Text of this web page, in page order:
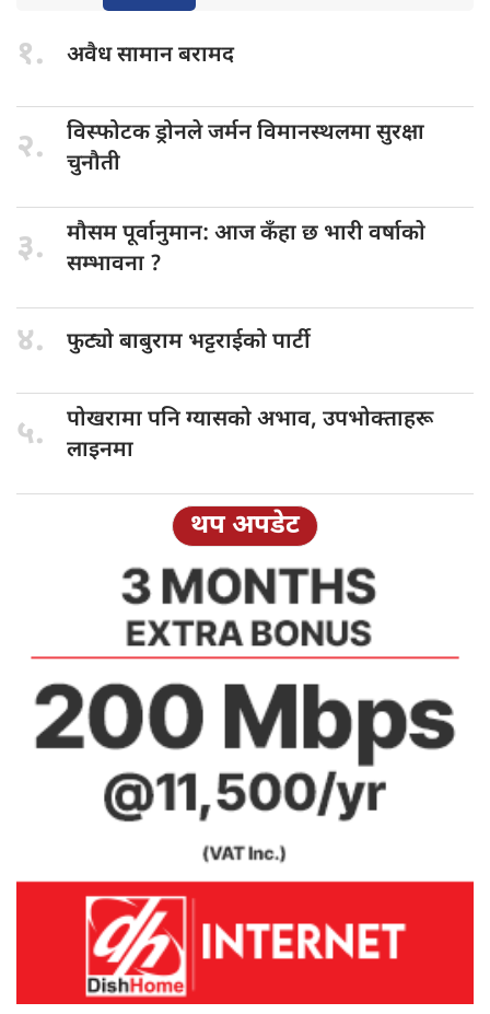
१. अवैध सामानबरामद
२. विस्फोटक ड्रोनलेजर्मन विमानस्थलमा सुरक्षा
चुनौती
३. मौसम पूर्वानुमान: आज कँहा छ भारी वर्षाकाे
सम्भावना ?
४. फुट्यो बाबुराम भट्टराईको पार्टी
५. पोखरामा पनिग्यासको अभाव, उपभोक्ताहरू
लाइनमा
थप अपडेट